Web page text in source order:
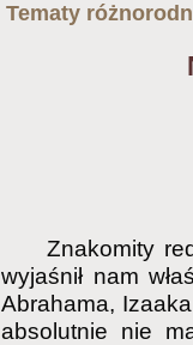
Tematy
Znakomity
wyjaśnił nam
Abrahama,
absolutnie nie